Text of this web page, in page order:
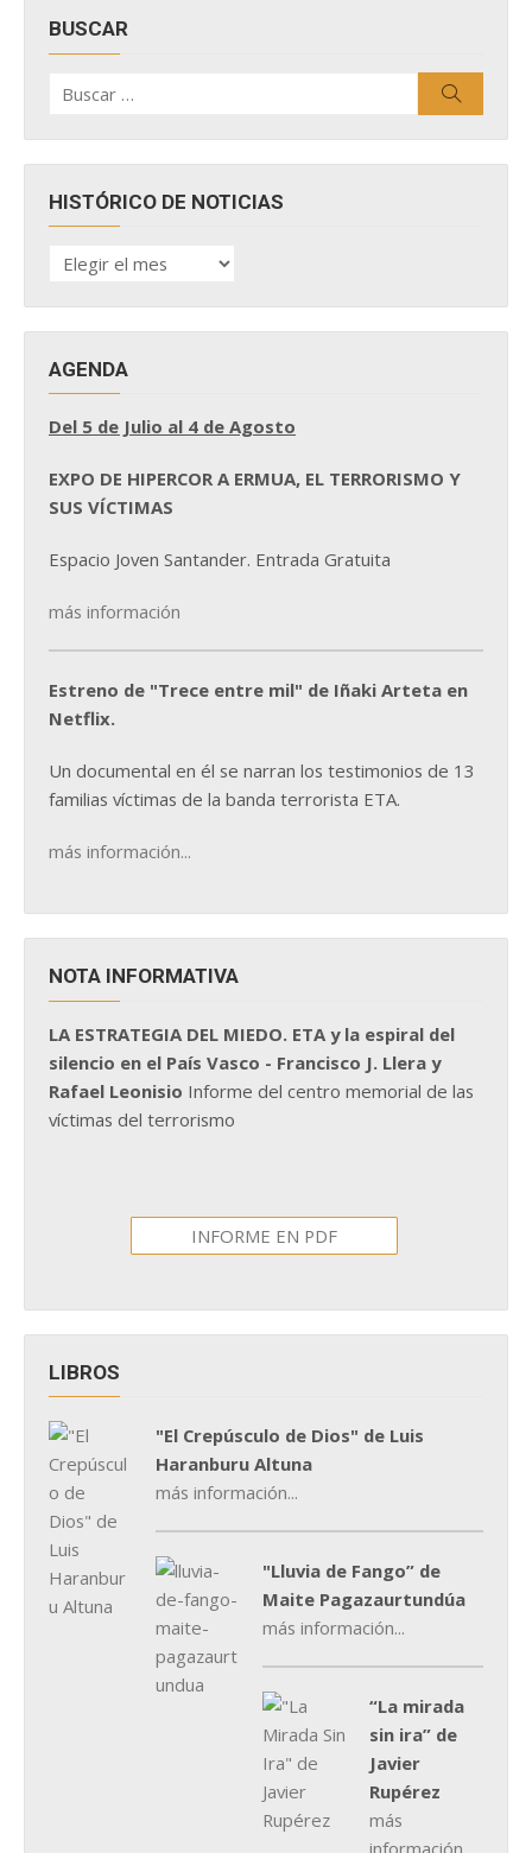
BUSCAR
por:
HISTÓRICO DE NOTICIAS
HISTÓRICO
DE
AGENDA
Del 5 de Julio al 4 de Agosto
EXPO DE HIPERCOR A ERMUA, EL TERRORISMO Y
SUS VÍCTIMAS
Espacio Joven Santander. Entrada Gratuita
más información
Estreno de "Trece entre mil" de Iñaki Arteta en
Netflix.
Un documental en él se narran los testimonios de 13
familias víctimas de la banda terrorista ETA.
más información...
NOTA INFORMATIVA
LA ESTRATEGIA DEL MIEDO. ETA y la espiral del
silencio en el País Vasco - Francisco J. Llera y
Rafael Leonisio Informe del centro memorial de las
víctimas del terrorismo
INFORME EN PDF
LIBROS
"El Crepúsculo de Dios" de Luis
Haranburu Altuna
más información...
"Lluvia de Fango” de
Maite Pagazaurtundúa
más información...
“La mirada
sin ira” de
Javier
Rupérez
más